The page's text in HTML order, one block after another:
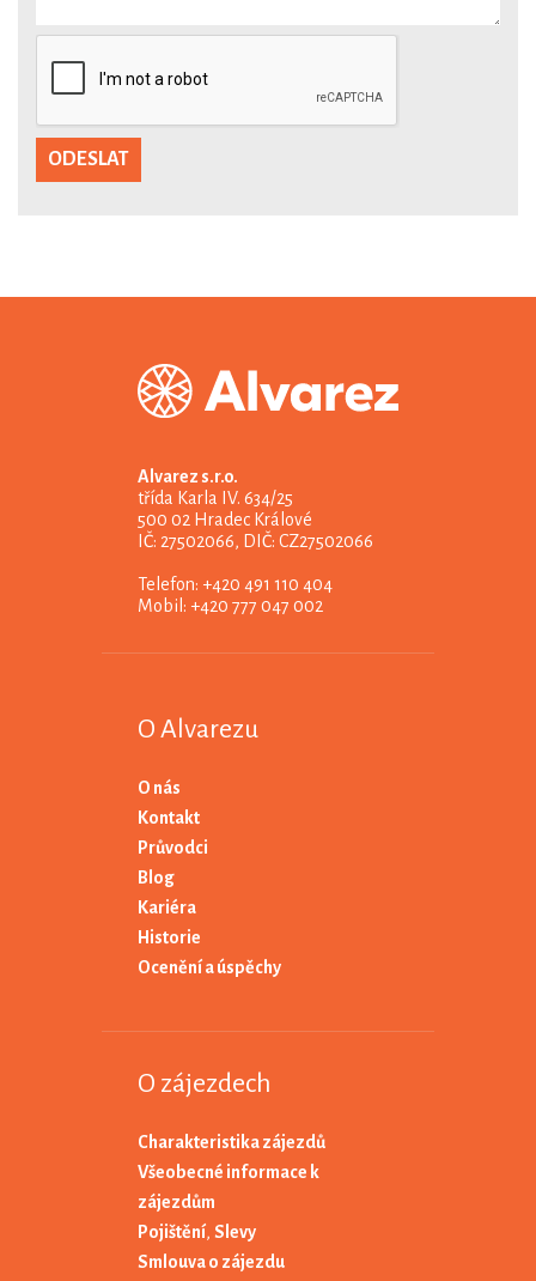
Alvarez s.r.o.
třída Karla IV. 634/25
500 02 Hradec Králové
IČ: 27502066, DIČ: CZ27502066
Telefon: +420 491 110 404
Mobil: +420 777 047 002
O Alvarezu
O nás
Kontakt
Průvodci
Blog
Kariéra
Historie
Ocenění a úspěchy
O zájezdech
Charakteristika zájezdů
Všeobecné informace k
zájezdům
Pojištění, Slevy
Smlouva o zájezdu